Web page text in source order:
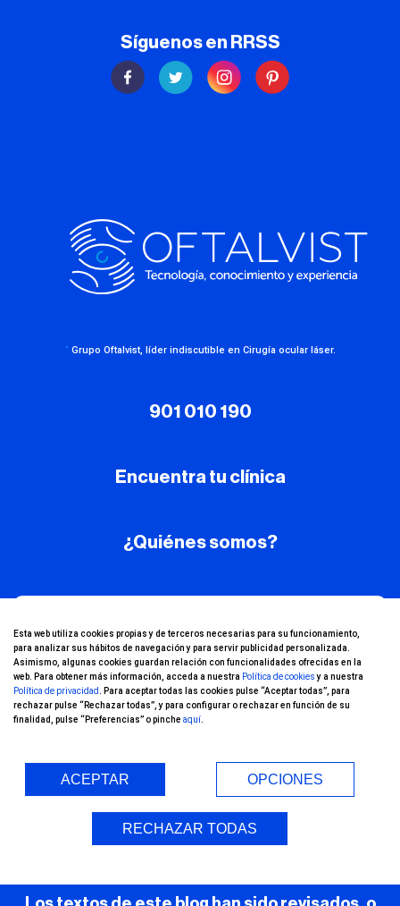
Síguenos en RRSS
· Grupo Oftalvist, líder indiscutible en Cirugía ocular láser.
901 010 190
Encuentra tu clínica
¿Quiénes somos?
¡Conoce nuestro
canal de YouTube!
Entorno Seguro (COVID-19)
Esta web utiliza cookies propias y de terceros necesarias para su funcionamiento,
para analizar sus hábitos de navegación y para servir publicidad personalizada.
Asimismo, algunas cookies guardan relación con funcionalidades ofrecidas en la
web. Para obtener más información, acceda a nuestra Política de cookiesy a nuestra
Política de privacidad
. Para aceptar todas las cookies pulse “Aceptar todas”, para
rechazar pulse “Rechazar todas”, y para configurar o rechazar en función de su
finalidad, pulse “Preferencias” o pinche aquí
ACEPTAR OPCIONES
RECHAZAR TODAS